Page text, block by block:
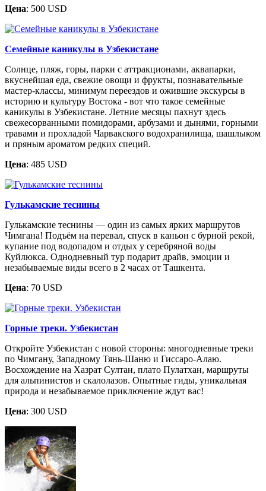
Цена: 500 USD
Семейные каникулы в Узбекистане
Солнце, пляж, горы, парки с аттракционами, аквапарки,
вкуснейшая еда, свежие овощи и фрукты, познавательные
мастер-классы, минимум переездов и ожившие экскурсы в
историю и культуру Востока - вот что такое семейные
каникулы в Узбекистане. Летние месяцы пахнут здесь
свежесорванными помидорами, арбузами и дынями, горными
травами и прохладой Чарвакского водохранилища, шашлыком
и пряным ароматом редких специй.
Цена: 485 USD
Гулькамские теснины
Гулькамские теснины — один из самых ярких маршрутов
Чимгана! Подъём на перевал, спуск в каньон с бурной рекой,
купание под водопадом и отдых у серебряной воды
Куйлюкса. Однодневный тур подарит драйв, эмоции и
незабываемые виды всего в 2 часах от Ташкента.
Цена: 70 USD
Горные треки. Узбекистан
Откройте Узбекистан с новой стороны: многодневные треки
по Чимгану, Западному Тянь-Шаню и Гиссаро-Алаю.
Восхождение на Хазрат Султан, плато Пулатхан, маршруты
для альпинистов и скалолазов. Опытные гиды, уникальная
природа и незабываемое приключение ждут вас!
Цена: 300 USD